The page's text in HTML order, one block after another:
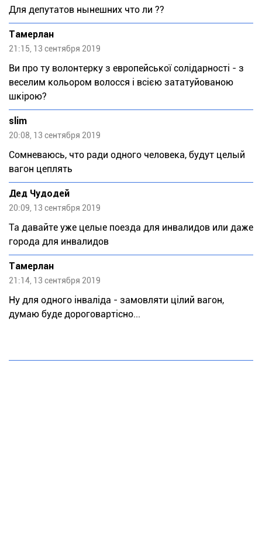
Для депутатов нынешних что ли ??
Тaмeрлан
21:15, 13 сентября 2019
Ви про ту волонтерку з европейської солідарності - з
веселим кольором волосся і всією зататуйованою
шкірою?
slim
20:08, 13 сентября 2019
Сомневаюсь, что ради одного человека, будут целый
вагон цеплять
Дед Чудодей
20:09, 13 сентября 2019
Та давайте уже целые поезда для инвалидов или даже
города для инвалидов
Тaмeрлан
21:14, 13 сентября 2019
Ну для одного інваліда - замовляти цілий вагон,
думаю буде дороговартісно...